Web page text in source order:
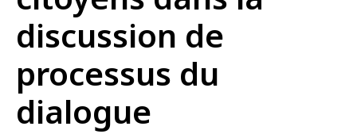
discussion de
processus du
dialogue